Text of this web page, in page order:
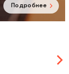
Подробнее